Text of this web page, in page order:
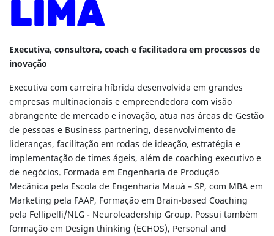
LIMA
Executiva, consultora, coach e facilitadora em processos de
inovação
Executiva com carreira híbrida desenvolvida em grandes
empresas multinacionais e empreendedora com visão
abrangente de mercado e inovação, atua nas áreas de Gestão
de pessoas e Business partnering, desenvolvimento de
lideranças, facilitação em rodas de ideação, estratégia e
implementação de times ágeis, além de coaching executivo e
de negócios. Formada em Engenharia de Produção
Mecânica pela Escola de Engenharia Mauá – SP, com MBA em
Marketing pela FAAP, Formação em Brain-based Coaching
pela Fellipelli/NLG - Neuroleadership Group. Possui também
formação em Design thinking (ECHOS), Personal and